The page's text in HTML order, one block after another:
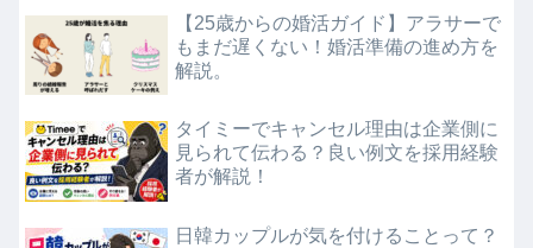
【25歳からの婚活ガイド】アラサーで
もまだ遅くない！婚活準備の進め方を
解説。
タイミーでキャンセル理由は企業側に
見られて伝わる？良い例文を採用経験
者が解説！
日韓カップルが気を付けることって？